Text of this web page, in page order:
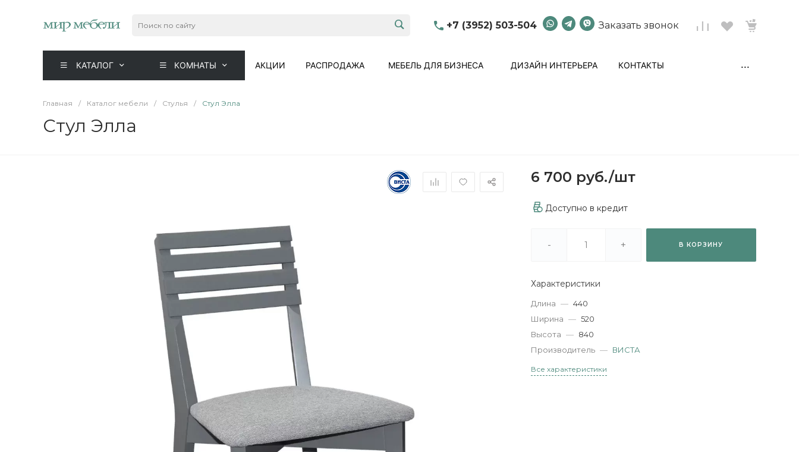
+7 (3952) 503-504 Заказать звонок
КАТАЛОГ КОМНАТЫ АКЦИИ РАСПРОДАЖА МЕБЕЛЬ ДЛЯ БИЗНЕСА ДИЗАЙН ИНТЕРЬЕРА КОНТАКТЫ ...
Главная / Каталог мебели / Стулья / Стул Элла
Стул Элла
6 700 руб./шт
Доступно в кредит
- + В КОРЗИНУ
Характеристики
Длина — 440
Ширина — 520
Высота — 840
Производитель — ВИСТА
Все характеристики